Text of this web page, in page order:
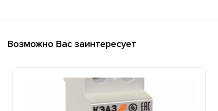
Возможно Вас заинтересует